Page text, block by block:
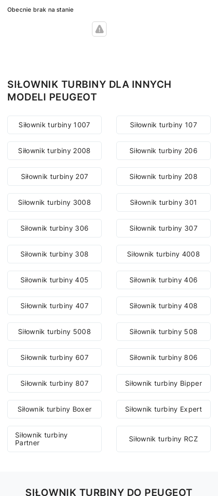
Obecnie brak na stanie
SIŁOWNIK TURBINY DLA INNYCH
MODELI PEUGEOT
Siłownik turbiny 1007 Siłownik turbiny 107
Siłownik turbiny 2008 Siłownik turbiny 206
Siłownik turbiny 207 Siłownik turbiny 208
Siłownik turbiny 3008 Siłownik turbiny 301
Siłownik turbiny 306 Siłownik turbiny 307
Siłownik turbiny 308 Siłownik turbiny 4008
Siłownik turbiny 405 Siłownik turbiny 406
Siłownik turbiny 407 Siłownik turbiny 408
Siłownik turbiny 5008 Siłownik turbiny 508
Siłownik turbiny 607 Siłownik turbiny 806
Siłownik turbiny 807 Siłownik turbiny Bipper
Siłownik turbiny Boxer Siłownik turbiny Expert
Siłownik turbiny
Partner
Siłownik turbiny RCZ
SIŁOWNIK TURBINY DO PEUGEOT